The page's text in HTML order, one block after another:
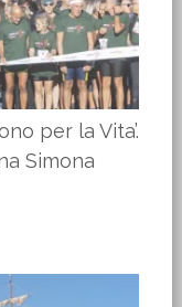
per la Vita’.
Simona